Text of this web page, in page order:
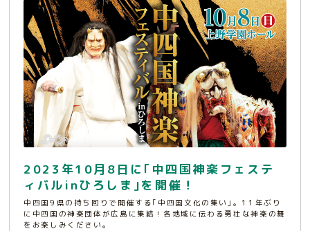
2023年10月8日に｢中四国神楽フェステ
ィバルinひろしま｣を開催！
中四国9県の持ち回りで開催する｢中四国文化の集い｣。11年ぶり
に中四国の神楽団体が広島に集結！各地域に伝わる勇壮な神楽の舞
をお楽しみください。